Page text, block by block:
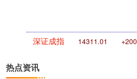
深证成指
热点资讯